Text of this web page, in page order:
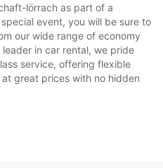
lörrach as part of a
event, you will be sure to
our wide range of economy
in car rental, we pride
service, offering flexible
great prices with no hidden